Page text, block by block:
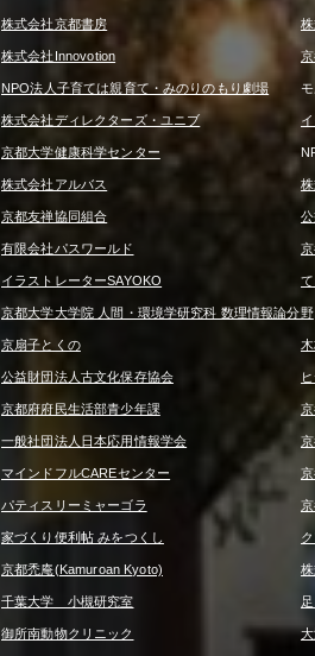
株式会社京都書房
株式会社Innovotion
NPO法人子育ては親育て・みのりのもり劇場
株式会社ディレクターズ・ユニブ
京都大学健康科学センター
株式会社アルバス
京都友禅協同組合
有限会社パスワールド
イラストレーターSAYOKO
京都大学大学院 人間・環境学研究科 数理情報論分野
京扇子とくの
公益財団法人古文化保存協会
京都府府民生活部青少年課
一般社団法人日本応用情報学会
マインドフルCAREセンター
パティスリーミャーゴラ
家づくり便利帖 みをつくし
京都禿庵(Kamuroan Kyoto)
千葉大学 小槻研究室
御所南動物クリニック